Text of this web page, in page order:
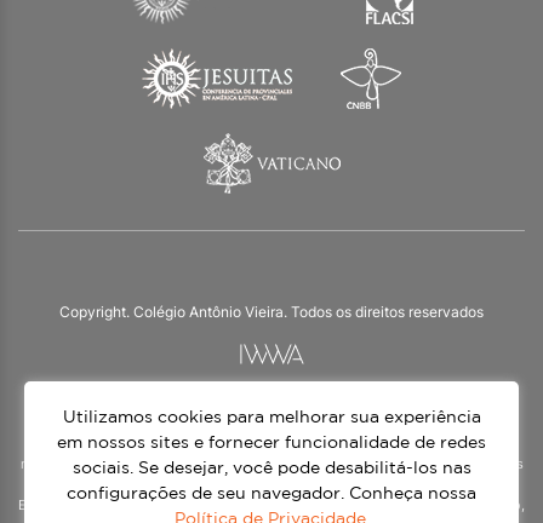
Copyright. Colégio Antônio Vieira. Todos os direitos reservados
O Colégio Antônio Vieira integra a Rede Jesuíta de Educação, tendo as suas
práticas impulsionadas pelos valores da espiritualidade inaciana – marca da
nossa identidade e das aproximadamente 1500 unidades de ensino, espalhadas
em mais de 60 países. Atendemos a alunos da Educação Infantil à 3ª série do
Ensino Médio, nos turnos matutino e vespertino, além do Ensino Médio Noturno,
Utilizamos cookies para melhorar sua experiência
em nossos sites e fornecer funcionalidade de redes
sociais. Se desejar, você pode desabilitá-los nas
configurações de seu navegador. Conheça nossa
Política de Privacidade.